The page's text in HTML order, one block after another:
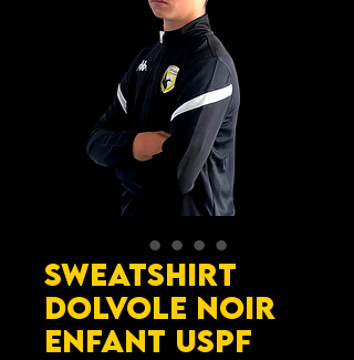
Sweatshirt
Dolvole Noir
Enfant USPF